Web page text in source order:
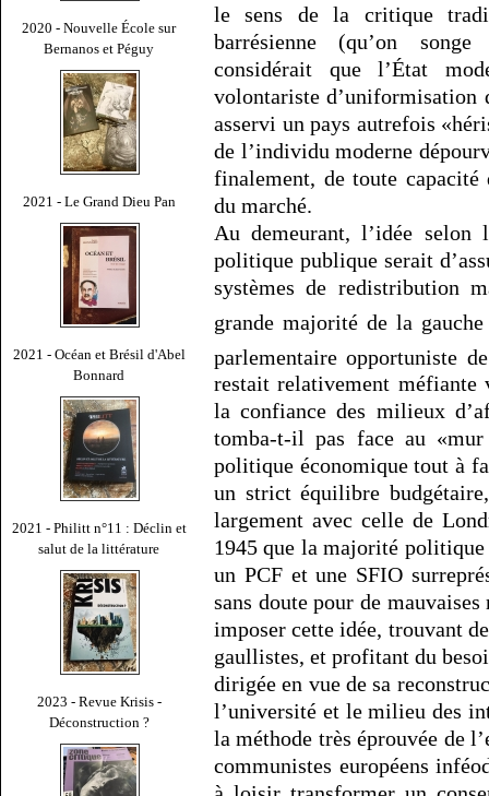
2020 - Nouvelle École sur
Bernanos et Péguy
2021 - Le Grand Dieu Pan
2021 - Océan et Brésil d'Abel
Bonnard
2021 - Philitt n°11 : Déclin et
salut de la littérature
2023 - Revue Krisis -
Déconstruction ?
le sens de la critique
barrésienne (qu’on
considérait que l’État
volontariste d’uniformisation
asservi un pays autrefois
de l’individu moderne
finalement, de toute capacité
du marché.
Au demeurant, l’idée selon
politique publique serait
systèmes de redistribution
grande majorité de la
parlementaire opportuniste
restait relativement méfiante
la confiance des milieux
tomba-t-il pas face au
politique économique tout à
un strict équilibre
largement avec celle de
1945 que la majorité
un PCF et une SFIO
sans doute pour de
imposer cette idée, trouvant
gaullistes, et profitant du
dirigée en vue de sa
l’université et le milieu des
la méthode très éprouvée de
communistes européens